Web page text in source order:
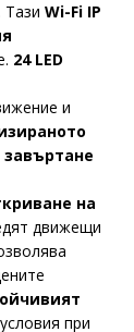
Wi-Fi IP
24 LED
и
на
движещи
при